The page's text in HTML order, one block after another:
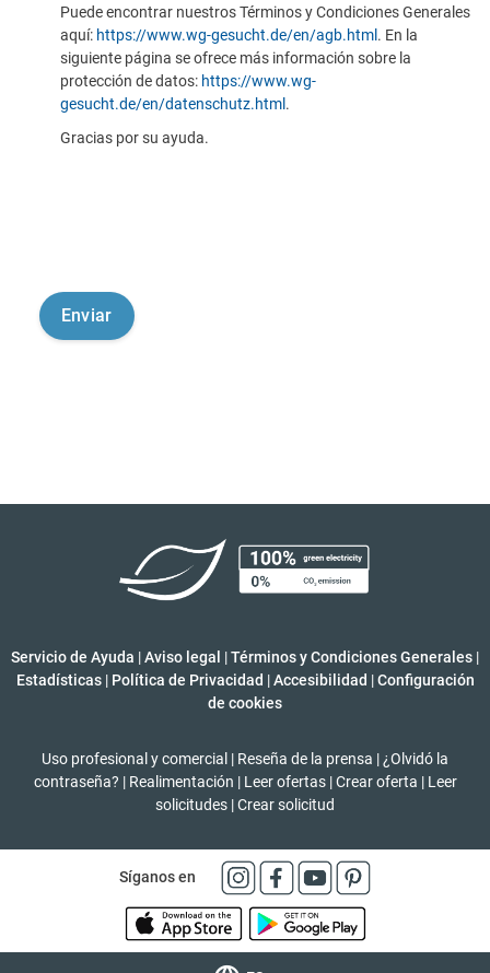
Puede encontrar nuestros Términos y Condiciones Generales
aquí: https://www.wg-gesucht.de/en/agb.html . En la
siguiente página se ofrece más información sobre la
protección de datos: https://www.wg-
gesucht.de/en/datenschutz.html .
Gracias por su ayuda.
Servicio de Ayuda |Aviso legal |Términos y Condiciones Generales |
Estadísticas | Política de Privacidad | Accesibilidad | Configuración
de cookies
Uso profesional y comercial | Reseña de la prensa | ¿Olvidó la
contraseña? | Realimentación | Leer ofertas | Crear oferta | Leer
solicitudes |Crear solicitud
Síganos en